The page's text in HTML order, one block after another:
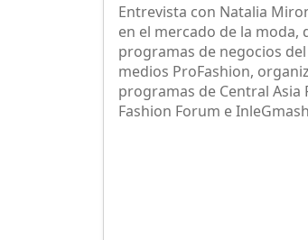
Entrevista con Natalia
en el mercado de la moda,
programas de negocios
medios ProFashion,
programas de Central Asia
Fashion Forum e